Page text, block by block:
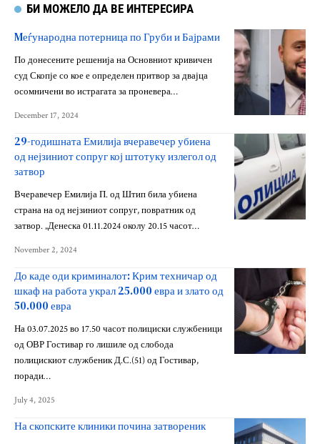
БИ МОЖЕЛО ДА ВЕ ИНТЕРЕСИРА
Mеѓународна потерница по Груби и Бајрами
По донесените решенија на Основниот кривичен
суд Скопје со кое е определен притвор за двајца
осомничени во истрагата за проневера…
December 17, 2024
29-годишната Емилија вчеравечер убиена
од нејзиниот сопруг кој штотуку излегол од
затвор
Вчеравечер Емилија П. од Штип била убиена
страна на од нејзиниот сопруг, повратник од
затвор. „Денеска 01.11.2024 околу 20.15 часот…
November 2, 2024
До каде оди криминалот: Крим техничар од
шкаф на работа украл 25.000 евра и злато од
50.000 евра
На 03.07.2025 во 17.50 часот полициски службеници
од ОВР Гостивар го лишиле од слобода
полицискиот службеник Д.С.(51) од Гостивар,
поради…
July 4, 2025
На скопските клиники почина затвореник